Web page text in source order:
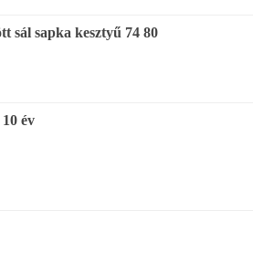
sál sapka kesztyű 74 80
év